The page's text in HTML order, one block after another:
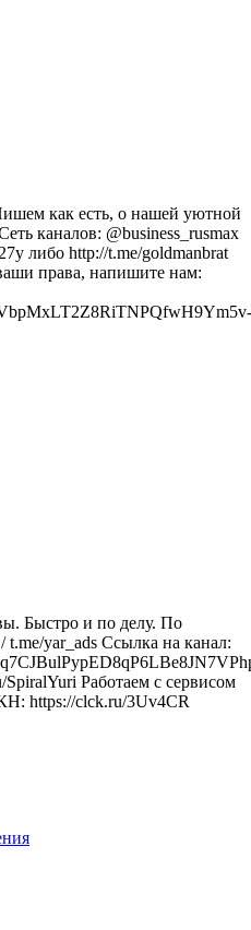
как есть, о нашей уютной
каналов: @business_rusmax
либо http://t.me/goldmanbrat
права, напишите нам:
Быстро и по делу. По
t.me/yar_ads Ссылка на канал:
Работаем с сервисом
https://clck.ru/3Uv4CR